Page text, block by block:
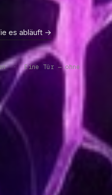
es abläuft →
· Eine Tür — ohne